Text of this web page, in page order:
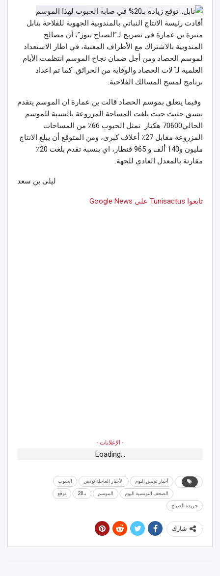
أفادت رئيسة الانتاج النباتي بالمندوبية الجهوية للفلاحة بنابل
منيرة بن عمارة في تصريح لـ”الصباح نيوز”، أن مصالح
المندوبية بالاشتراك مع الأطراف المعنية، في اطار الاستعداد
لموسم الحصاد ومن أجل ضمان نجاح الموسم انتظمت الأيام
العلمية لٱلات الحصاد والوقاية من الحرائق. كما تم اعداد
برنامج لمسح المسالك الفلاحية.
وفيما يتعلق بموسم الحصاد قالت بن عمارة ان الموسم يتقدم
بنسق حثيث حيث بلغت المساحة المزروعة بالنسبة للموسم
الحالي70600 هكتار تمثل الحبوب 66٪ من المساحات
المزروعة مقابل 27٪ أعلاف كبرى، ومن المتوقع أن يبلغ الانتاج
مليون و143 ألف و 965 قنطار، اي بنسبة تقدم بلغت 20٪
مقارنة بالمعدل العادي للجهة.
ليلى بن سعد
تابعوا Tunisactus على Google News
- الإعلانات -
Loading...
أخبار تونس اليوم الأخبار العاجلة تونس الحبوب
الصحف التونسية اليوم الموسم بـ20 توقع
جريدة الصباح
شارك